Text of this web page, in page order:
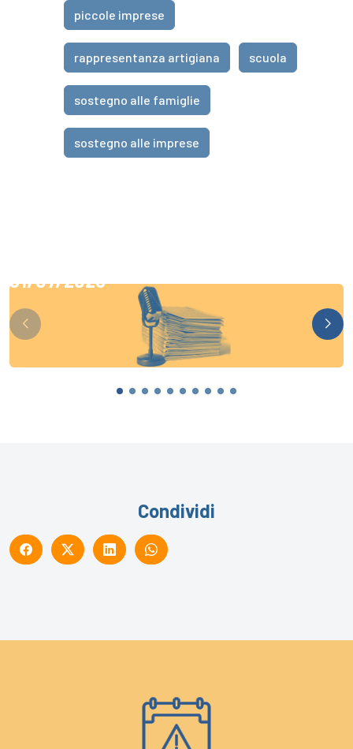
piccole imprese
rappresentanza artigiana scuola
sostegno alle famiglie
sostegno alle imprese
31/07/2026
Condividi